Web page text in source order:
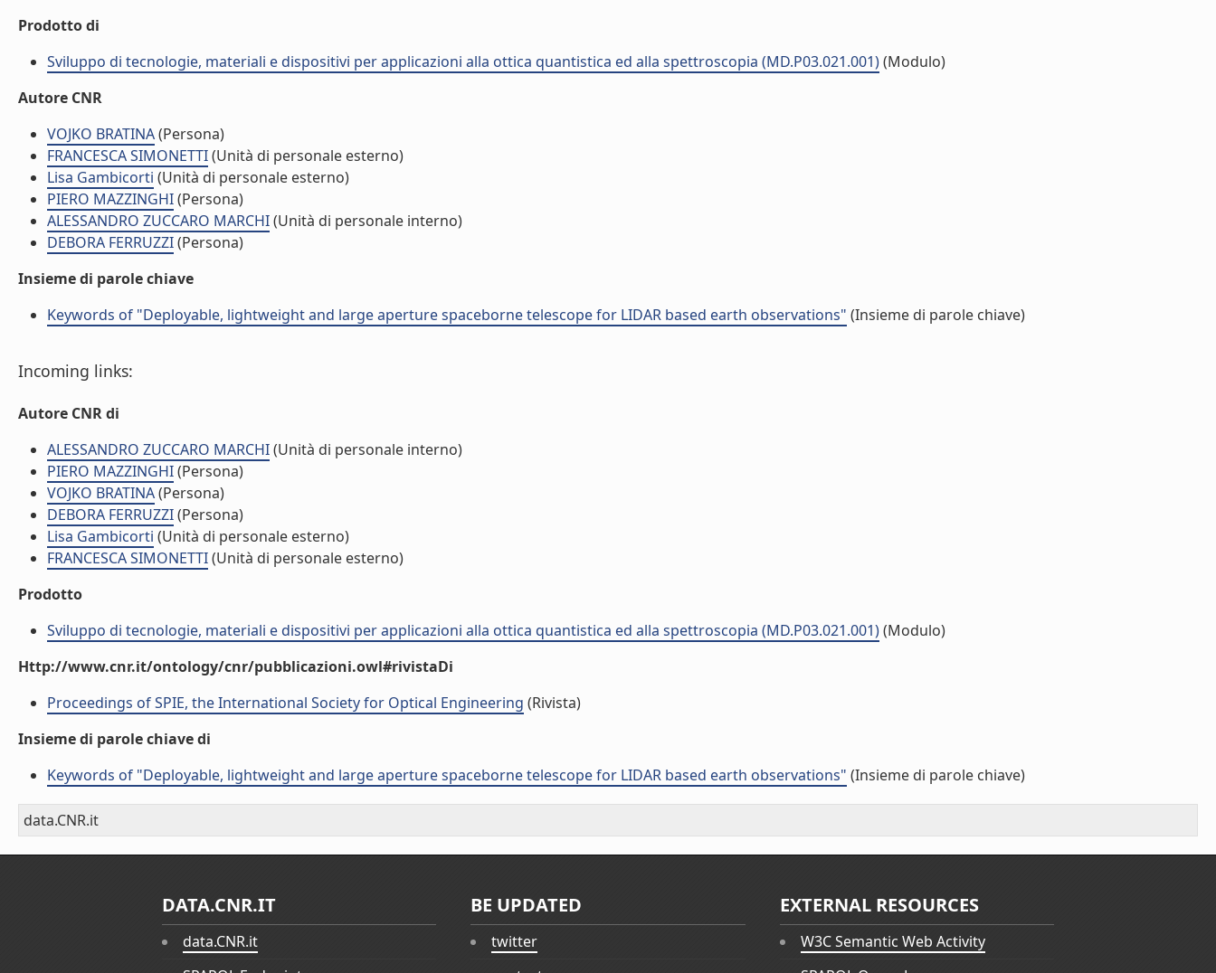
Prodotto di
Sviluppo di tecnologie, materiali e dispositivi per applicazioni alla ottica quantistica ed alla spettroscopia (MD.P03.021.001)(Modulo)
Autore CNR
VOJKO BRATINA(Persona)
FRANCESCA SIMONETTI(Unità di personale esterno)
Lisa Gambicorti (Unità di personale esterno)
PIERO MAZZINGHI(Persona)
ALESSANDRO ZUCCARO MARCHI(Unità di personale interno)
DEBORA FERRUZZI(Persona)
Insieme di parole chiave
Keywords of "Deployable, lightweight and large aperture spaceborne telescope for LIDAR based earth observations" (Insieme di parole chiave)
Incoming links:
Autore CNR di
ALESSANDRO ZUCCARO MARCHI(Unità di personale interno)
PIERO MAZZINGHI(Persona)
VOJKO BRATINA(Persona)
DEBORA FERRUZZI(Persona)
Lisa Gambicorti (Unità di personale esterno)
FRANCESCA SIMONETTI(Unità di personale esterno)
Prodotto
Sviluppo di tecnologie, materiali e dispositivi per applicazioni alla ottica quantistica ed alla spettroscopia (MD.P03.021.001)(Modulo)
Http://www.cnr.it/ontology/cnr/pubblicazioni.owl#rivistaDi
Proceedings of SPIE, the International Society for Optical Engineering (Rivista)
Insieme di parole chiave di
Keywords of "Deployable, lightweight and large aperture spaceborne telescope for LIDAR based earth observations" (Insieme di parole chiave)
data.CNR.it
DATA.CNR.IT
data.CNR.it
BE UPDATED
twitter
EXTERNAL RESOURCES
W3C Semantic Web Activity